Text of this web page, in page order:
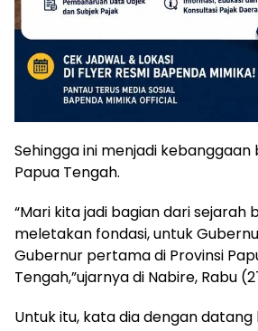
Sehingga ini menjadi
Papua Tengah.
“Mari kita jadi bagian dari sejarah
meletakan fondasi, untuk
Gubernur pertama di Provinsi
Tengah,”ujarnya di Nabire, Rabu
Untuk itu, kata dia dengan datang